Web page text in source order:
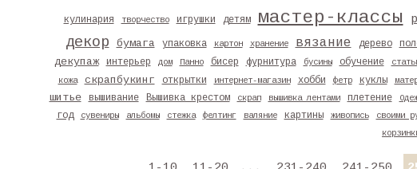
кулинария творчество игрушки детям мастер-классы
декор бумага упаковка картон хранение вязание дерево
декупаж интерьер дом Панно бисер фурнитура бусины обучение
кожа
скрапбукинг открытки интернет-магазин хобби фетр куклы
шитье
вышивание Вышивка крестом скрап вышивка лентами плетение
год
сувениры альбомы стежка фелтинг валяние картины живопись своими